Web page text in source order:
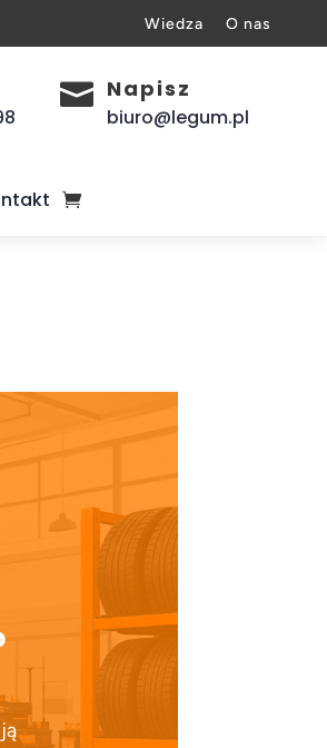
Wiedza O nas
 Napisz
biuro@legum.pl